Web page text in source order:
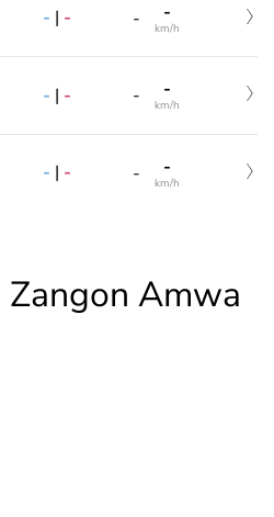
- | - - -
km/h
- | - - -
km/h
- | - - -
km/h
Zangon Amwa